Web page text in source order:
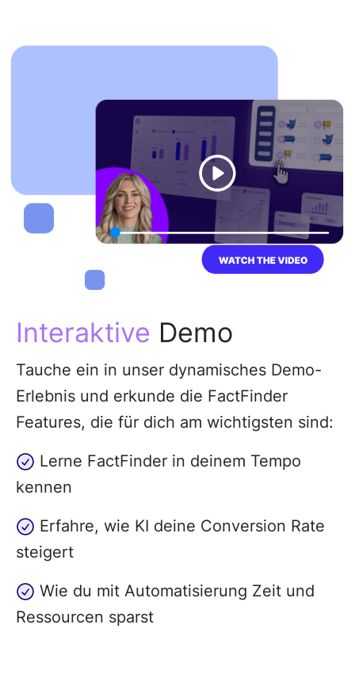
Interaktive Demo
Tauche ein in unser dynamisches Demo-
Erlebnis und erkunde die FactFinder
Features, die für dich am wichtigsten sind:
Lerne FactFinder in deinem Tempo
kennen
Erfahre, wie KI deine Conversion Rate
steigert
Wie du mit Automatisierung Zeit und
Ressourcen sparst